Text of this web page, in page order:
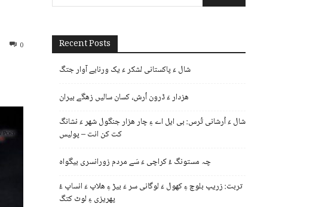
0
Recent Posts
شال ءَ پاکستانی لشکر ءَ یک ورنایے آوار جتگ
ھزدار ءَ ڈرون اُرش، کسان سالیں زھگے بیران
شال ءَ اُرشانی تُرس: بی ایل اے ءِ چار ھزار جنگول شھر ءَ نشانگ
کت کن انت – پولیس
چہ مستونگ ءُ کراچی ءَ سَے مردم زورانسری بیگواہ
تربت: زریپ بلوچ ءِ کھول ءَ لوگانی سر ءَ بیڑ ءِ ھلاپ ءَ انساپ ءُ
پھریزی ءِ لوٹ کتگ